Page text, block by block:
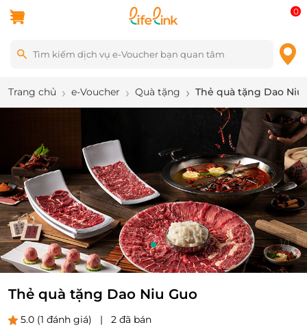
0
Trang chủ e-Voucher Quà tặng Thẻ quà tặng Dao Niu
1/1
Thẻ quà tặng Dao Niu Guo
5.0 (1 đánh giá) | 2 đã bán